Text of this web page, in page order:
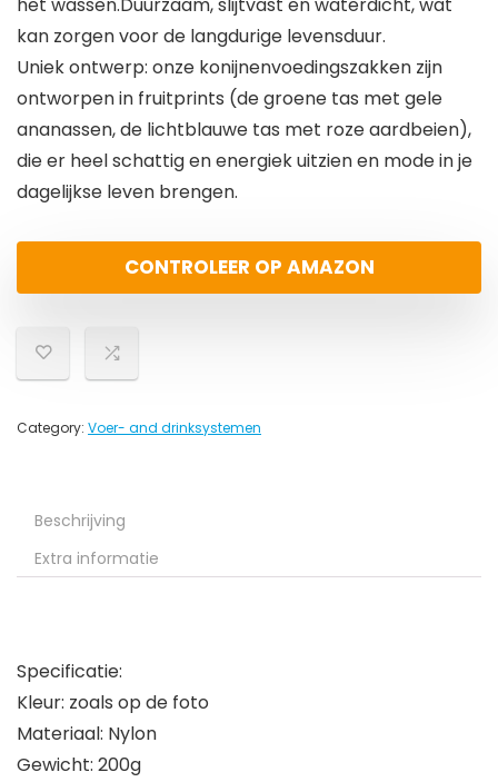
het wassen.Duurzaam, slijtvast en waterdicht, wat
kan zorgen voor de langdurige levensduur.
Uniek ontwerp: onze konijnenvoedingszakken zijn
ontworpen in fruitprints (de groene tas met gele
ananassen, de lichtblauwe tas met roze aardbeien),
die er heel schattig en energiek uitzien en mode in je
dagelijkse leven brengen.
CONTROLEER OP AMAZON
Category: Voer- and drinksystemen
Beschrijving
Extra informatie
Specificatie:
Kleur: zoals op de foto
Materiaal: Nylon
Gewicht: 200g